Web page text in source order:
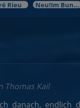
Rieu Neu!Im Bundesstart
Thomas Kail
danach, endlich